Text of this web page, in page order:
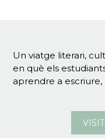
Un viatge literari,
en què els
aprendre a